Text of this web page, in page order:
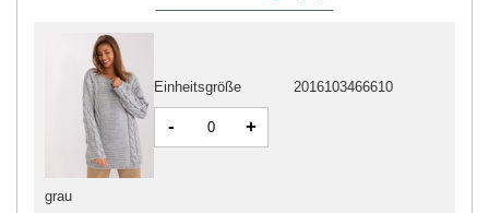
grau
Einheitsgröße 2016103466610
- +